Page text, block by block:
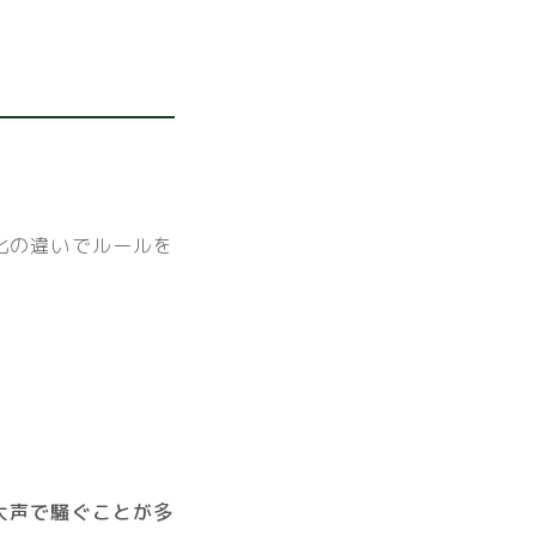
違いでルールを
声で騒ぐことが多